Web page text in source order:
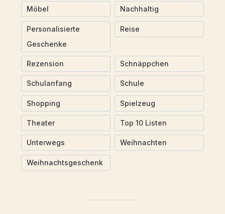
Möbel Nachhaltig
Personalisierte
Geschenke
Reise
Rezension Schnäppchen
Schulanfang Schule
Shopping Spielzeug
Theater Top 10 Listen
Unterwegs Weihnachten
Weihnachtsgeschenk